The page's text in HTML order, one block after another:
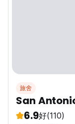
旅舍
San
6.9好(110)